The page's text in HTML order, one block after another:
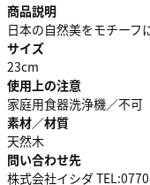
商品説明
日本の自然美をモチーフ
サイズ
23cm
使用上の注意
家庭用食器洗浄機／不可
素材／材質
天然木
問い合わせ先
株式会社イシダ